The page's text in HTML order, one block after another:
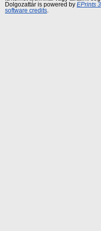
Dolgozattár is powered by EPrints 3
software credits